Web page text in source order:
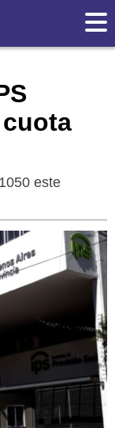
este